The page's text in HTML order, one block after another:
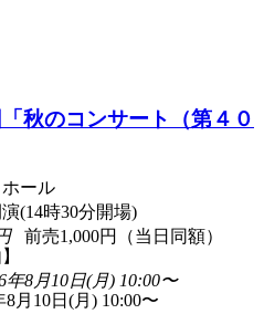
秋のコンサート（第４０
ール
(14時30分開場)
前売1,000円（当日同額）
年8月10日(月) 10:00〜
8月10日(月) 10:00〜